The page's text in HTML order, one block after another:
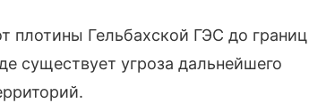
плотины Гельбахской ГЭС до границ
существует угроза дальнейшего